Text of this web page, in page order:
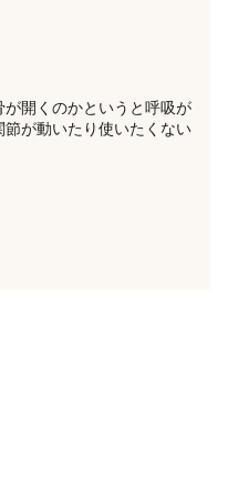
開くのかというと呼吸が
が動いたり使いたくない